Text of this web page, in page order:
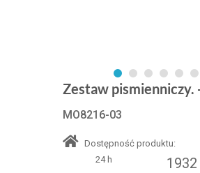
Zestaw pismienniczy.
MO8216-03
Dostępność produktu:
24 h